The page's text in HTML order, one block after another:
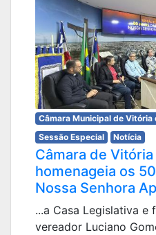
Câmara Municipal de Vitória
Sessão Especial
Notícia
Câmara de
homenageia os
Nossa Senhora
...a Casa Legislativa
vereador Luciano